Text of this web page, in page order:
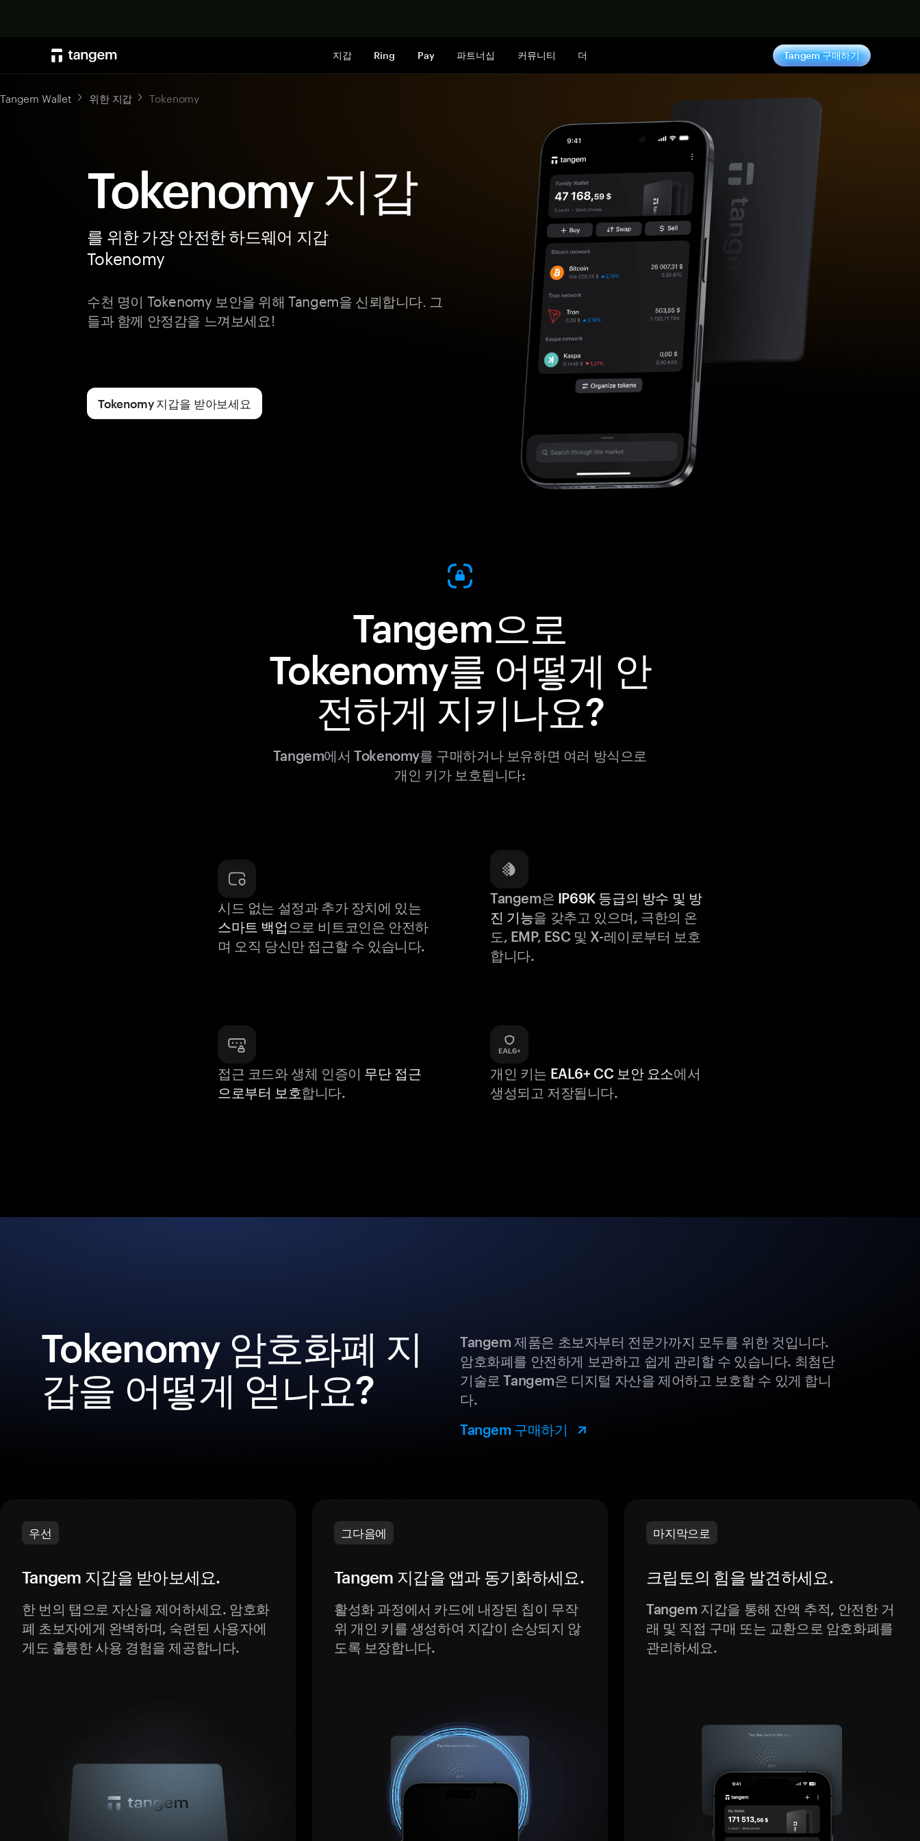
지갑 Ring Pay 파트너십 커뮤니티 더 Tangem 구매하기
Tangem Wallet 위한 지갑 Tokenomy
Tokenomy 지갑
를 위한 가장 안전한 하드웨어 지갑
Tokenomy
수천 명이 Tokenomy 보안을 위해 Tangem을 신뢰합니다. 그
들과 함께 안정감을 느껴보세요!
Tokenomy 지갑을 받아보세요
Tangem으로
Tokenomy를 어떻게 안
전하게 지키나요?
Tangem에서 Tokenomy를 구매하거나 보유하면 여러 방식으로
개인 키가 보호됩니다:
시드 없는 설정과 추가 장치에 있는
스마트 백업 으로 비트코인은 안전하
며 오직 당신만 접근할 수 있습니다.
Tangem은 IP69K 등급의 방수 및 방
진 기능을 갖추고 있으며, 극한의 온
도, EMP, ESC 및 X-레이로부터 보호
합니다.
접근 코드와 생체 인증이 무단 접근
으로부터 보호합니다.
개인 키는 EAL6+ CC 보안 요소에서
생성되고 저장됩니다.
Tokenomy 암호화폐 지
갑을 어떻게 얻나요?
Tangem 제품은 초보자부터 전문가까지 모두를 위한 것입니다.
암호화폐를 안전하게 보관하고 쉽게 관리할 수 있습니다. 최첨단
기술로 Tangem은 디지털 자산을 제어하고 보호할 수 있게 합니
다.
Tangem 구매하기
우선
Tangem 지갑을 받아보세요.
한 번의 탭으로 자산을 제어하세요. 암호화
폐 초보자에게 완벽하며, 숙련된 사용자에
게도 훌륭한 사용 경험을 제공합니다.
그다음에
Tangem 지갑을 앱과 동기화하세요.
활성화 과정에서 카드에 내장된 칩이 무작
위 개인 키를 생성하여 지갑이 손상되지 않
도록 보장합니다.
마지막으로
크립토의 힘을 발견하세요.
Tangem 지갑을 통해 잔액 추적, 안전한 거
래 및 직접 구매 또는 교환으로 암호화폐를
관리하세요.